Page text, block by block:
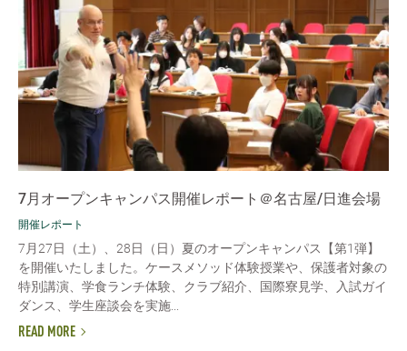
7月オープンキャンパス開催レポート＠名古屋/日進会場
開催レポート
7月27日（土）、28日（日）夏のオープンキャンパス【第1弾】
を開催いたしました。ケースメソッド体験授業や、保護者対象の
特別講演、学食ランチ体験、クラブ紹介、国際寮見学、入試ガイ
ダンス、学生座談会を実施...
READ MORE